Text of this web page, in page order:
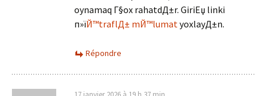
oynamaq Г§ox rahatdД±r. GiriЕџ linki
п»їЙ™traflД± mЙ™lumatyoxlayД±n.
Répondre